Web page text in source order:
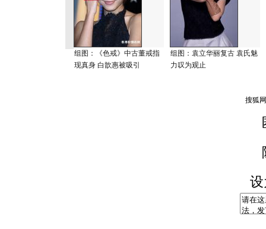
组图：《色戒》中古董戒指
现真身 白歆惠被吸引
组图：袁立华丽复古 袁氏魅
力叹为观止